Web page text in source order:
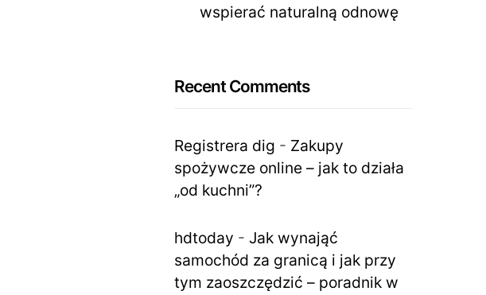
wspierać naturalną odnowę
Recent Comments
Registrera dig - Zakupy
spożywcze online – jak to działa
„od kuchni”?
hdtoday - Jak wynająć
samochód za granicą i jak przy
tym zaoszczędzić – poradnik w